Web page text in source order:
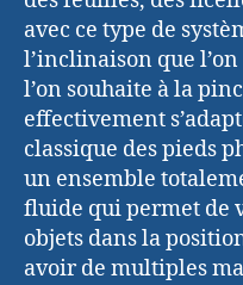
avec ce type de
l’inclinaison que
l’on souhaite à la
effectivement
classique des pieds
un ensemble
fluide qui permet de
objets dans la
avoir de multiples